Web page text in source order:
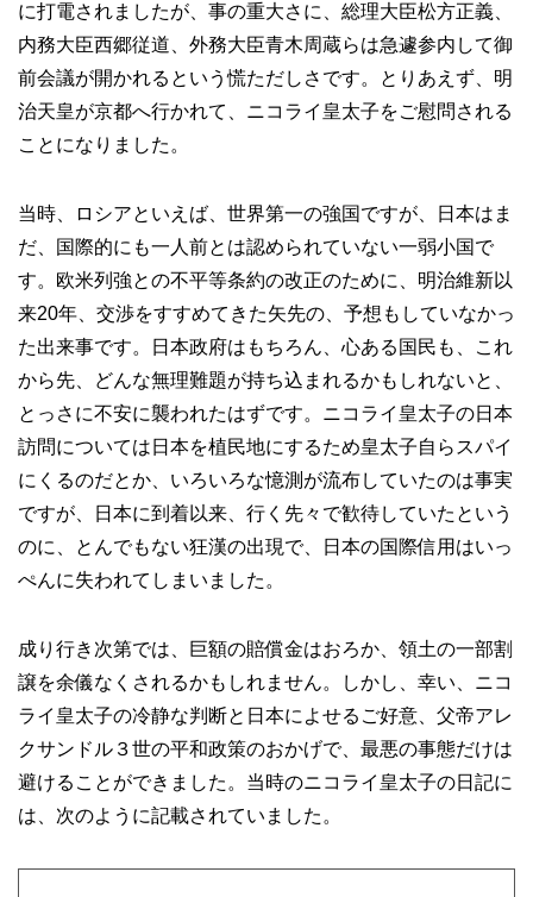
に打電されましたが、事の重大さに、総理大臣松方正義、
内務大臣西郷従道、外務大臣青木周蔵らは急遽参内して御
前会議が開かれるという慌ただしさです。とりあえず、明
治天皇が京都へ行かれて、ニコライ皇太子をご慰問される
ことになりました。
当時、ロシアといえば、世界第一の強国ですが、日本はま
だ、国際的にも一人前とは認められていない一弱小国で
す。欧米列強との不平等条約の改正のために、明治維新以
来20年、交渉をすすめてきた矢先の、予想もしていなかっ
た出来事です。日本政府はもちろん、心ある国民も、これ
から先、どんな無理難題が持ち込まれるかもしれないと、
とっさに不安に襲われたはずです。ニコライ皇太子の日本
訪問については日本を植民地にするため皇太子自らスパイ
にくるのだとか、いろいろな憶測が流布していたのは事実
ですが、日本に到着以来、行く先々で歓待していたという
のに、とんでもない狂漢の出現で、日本の国際信用はいっ
ぺんに失われてしまいました。
成り行き次第では、巨額の賠償金はおろか、領土の一部割
譲を余儀なくされるかもしれません。しかし、幸い、ニコ
ライ皇太子の冷静な判断と日本によせるご好意、父帝アレ
クサンドル３世の平和政策のおかげで、最悪の事態だけは
避けることができました。当時のニコライ皇太子の日記に
は、次のように記載されていました。